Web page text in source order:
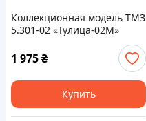
Коллекционная модель ТМЗ
5.301-02 «Тулица-02М»
(1979). Наши мотоциклы.
Масштаб 1:24
1 975₴
Купить